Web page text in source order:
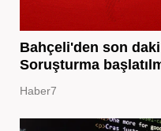
Bahçeli'den son
Soruşturma
Haber7